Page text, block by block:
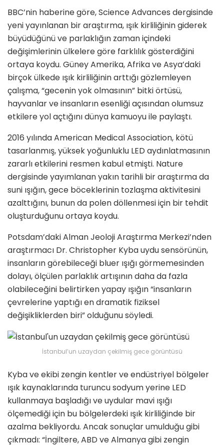
BBC’nin haberine göre, Science Advances dergisinde
yeni yayınlanan bir araştırma, ışık kirliliğinin giderek
büyüdüğünü ve parlaklığın zaman içindeki
değişimlerinin ülkelere göre farklılık gösterdiğini
ortaya koydu. Güney Amerika, Afrika ve Asya’daki
birçok ülkede ışık kirliliğinin arttığı gözlemleyen
çalışma, “gecenin yok olmasının” bitki örtüsü,
hayvanlar ve insanların esenliği açısından olumsuz
etkilere yol açtığını dünya kamuoyu ile paylaştı.
2016 yılında American Medical Association, kötü
tasarlanmış, yüksek yoğunluklu LED aydınlatmasının
zararlı etkilerini resmen kabul etmişti. Nature
dergisinde yayımlanan yakın tarihli bir araştırma da
suni ışığın, gece böceklerinin tozlaşma aktivitesini
azalttığını, bunun da polen döllenmesi için bir tehdit
oluşturduğunu ortaya koydu.
Potsdam’daki Alman Jeoloji Araştırma Merkezi’nden
araştırmacı Dr. Christopher Kyba uydu sensörünün,
insanların görebileceği bluer ışığı görmemesinden
dolayı, ölçülen parlaklık artışının daha da fazla
olabileceğini belirtirken yapay ışığın “insanların
çevrelerine yaptığı en dramatik fiziksel
değişikliklerden biri” olduğunu söyledi.
İstanbul’un uzaydan çekilmiş gece görüntüsü
Kyba ve ekibi zengin kentler ve endüstriyel bölgeler
ışık kaynaklarında turuncu sodyum yerine LED
kullanmaya başladığı ve uydular mavi ışığı
ölçemediği için bu bölgelerdeki ışık kirliliğinde bir
azalma bekliyordu. Ancak sonuçlar umulduğu gibi
çıkmadı: “İngiltere, ABD ve Almanya gibi zengin